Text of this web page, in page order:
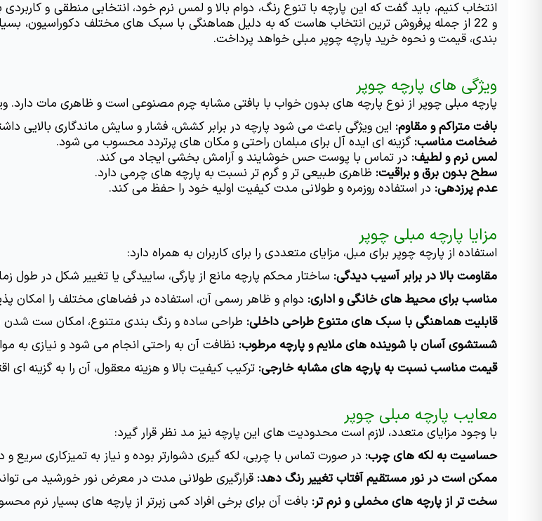
بندی، قیمت و نحوه خرید پارچه چوپر مبلی خواهد پرداخت.
ویژگی های پارچه چوپر
پارچه مبلی چوپر از نوع پارچه های بدون خواب با بافتی مشابه چرم مصنوعی است و ظاهری مات دارد.
بافت متراکم و مقاوم: این ویژگی باعث می شود پارچه در برابر کشش، فشار و سایش ماندگاری بالایی
ضخامت مناسب: گزینه ای ایده آل برای مبلمان راحتی و مکان های پرتردد محسوب می شود.
لمس نرم و لطیف: در تماس با پوست حس خوشایند و آرامش بخشی ایجاد می کند.
سطح بدون برق و براقیت: ظاهری طبیعی تر و گرم تر نسبت به پارچه های چرمی دارد.
عدم پرزدهی: در استفاده روزمره و طولانی مدت کیفیت اولیه خود را حفظ می کند.
مزایا پارچه مبلی چوپر
استفاده از پارچه چوپر برای مبل، مزایای متعددی را برای کاربران به همراه دارد:
مقاومت بالا در برابر آسیب دیدگی: ساختار محکم پارچه مانع از پارگی، ساییدگی یا تغییر شکل در طول
مناسب برای محیط های خانگی و اداری: دوام و ظاهر رسمی آن، استفاده در فضاهای مختلف را امکان
قابلیت هماهنگی با سبک های متنوع طراحی داخلی: طراحی ساده و رنگ بندی متنوع، امکان ست شدن
شستشوی آسان با شوینده های ملایم و پارچه مرطوب: نظافت آن به راحتی انجام می شود و نیازی به
قیمت مناسب نسبت به پارچه های مشابه خارجی: ترکیب کیفیت بالا و هزینه معقول، آن را به گزینه
معایب پارچه مبلی چوپر
با وجود مزایای متعدد، لازم است محدودیت های این پارچه نیز مد نظر قرار گیرد:
حساسیت به لکه های چرب: در صورت تماس با چربی، لکه گیری دشوارتر بوده و نیاز به تمیزکاری سریع و
ممکن است در نور مستقیم آفتاب تغییر رنگ دهد: قرارگیری طولانی مدت در معرض نور خورشید می
سخت تر از پارچه های مخملی و نرم تر: بافت آن برای برخی افراد کمی زبرتر از پارچه های بسیار